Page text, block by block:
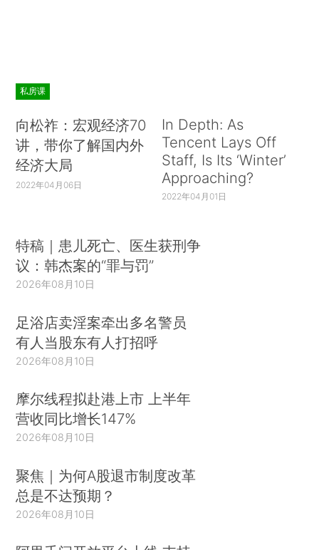
私房课
向松祚：宏观经济70
讲，带你了解国内外
经济大局
2022年04月06日
In Depth: As
Tencent Lays Off
Staff, Is Its ‘Winter’
Approaching?
2022年04月01日
特稿｜患儿死亡、医生获刑争
议：韩杰案的“罪与罚”
2026年08月10日
足浴店卖淫案牵出多名警员
有人当股东有人打招呼
2026年08月10日
摩尔线程拟赴港上市 上半年
营收同比增长147%
2026年08月10日
聚焦｜为何A股退市制度改革
总是不达预期？
2026年08月10日